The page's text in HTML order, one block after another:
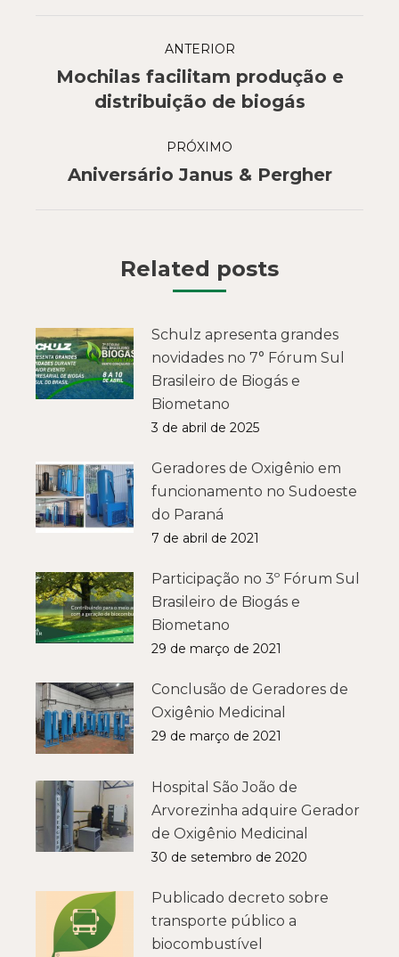
de
post:
ANTERIOR
Post
anterior:
Mochilas facilitam produção e
distribuição de biogás
PRÓXIMO
Próximo
Aniversário Janus & Pergher
Related posts
Schulz apresenta grandes
novidades no 7° Fórum Sul
Brasileiro de Biogás e
Biometano
3 de abril de 2025
Geradores de Oxigênio em
funcionamento no Sudoeste
do Paraná
7 de abril de 2021
Participação no 3º Fórum Sul
Brasileiro de Biogás e
Biometano
29 de março de 2021
Conclusão de Geradores de
Oxigênio Medicinal
29 de março de 2021
Hospital São João de
Arvorezinha adquire Gerador
de Oxigênio Medicinal
30 de setembro de 2020
Publicado decreto sobre
transporte público a
biocombustível